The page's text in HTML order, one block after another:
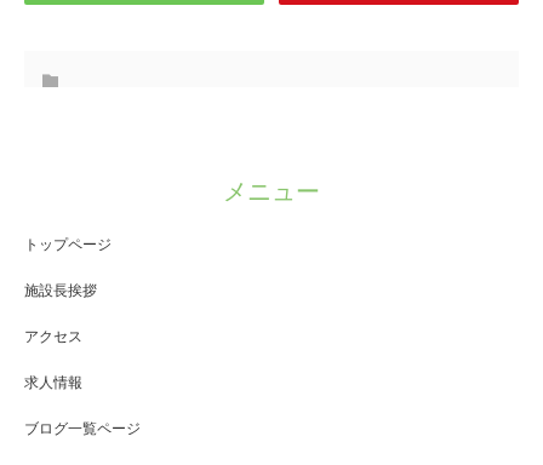
メニュー
トップページ
施設長挨拶
アクセス
求人情報
ブログ一覧ページ